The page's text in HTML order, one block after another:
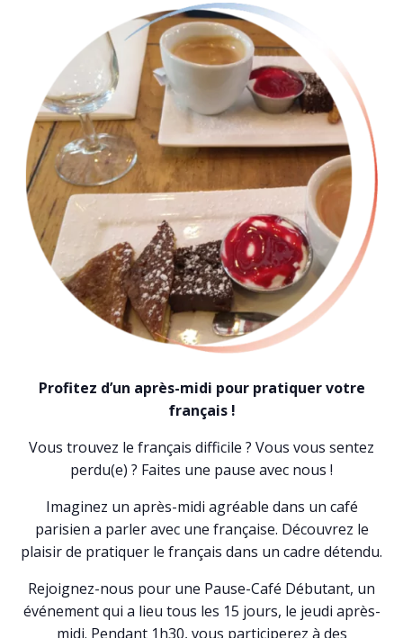
Profitez d’un après-midi pour pratiquer votre
français !
Vous trouvez le français difficile ? Vous vous sentez
perdu(e) ? Faites une pause avec nous !
Imaginez un après-midi agréable dans un café
parisien a parler avec une française. Découvrez le
plaisir de pratiquer le français dans un cadre détendu.
Rejoignez-nous pour une Pause-Café Débutant, un
événement qui a lieu tous les 15 jours, le jeudi après-
midi. Pendant 1h30, vous participerez à des